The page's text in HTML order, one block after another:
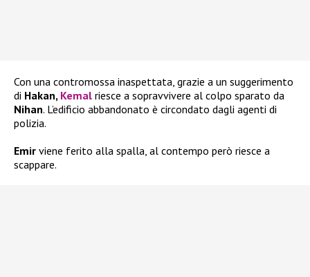
Con una contromossa inaspettata, grazie a un suggerimento
di Hakan, Kemal riesce a sopravvivere al colpo sparato da
Nihan. L’edificio abbandonato è circondato dagli agenti di
polizia.
Emir viene ferito alla spalla, al contempo però riesce a
scappare.